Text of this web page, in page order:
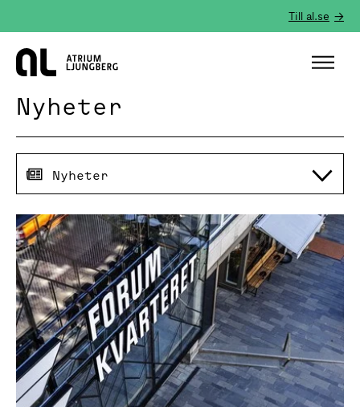
Till al.se
Hem
Nyheter
Nyheter